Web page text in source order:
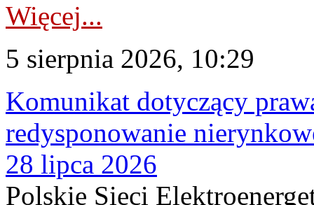
Więcej...
5 sierpnia 2026, 10:29
Komunikat dotyczący
redysponowanie
28 lipca 2026
Polskie Sieci